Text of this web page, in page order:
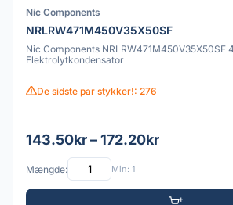
Nic Components
NRLRW471M450V35X50SF
Nic Components NRLRW471M450V35X50SF
Elektrolytkondensator
De sidste par stykker!: 276
143.50kr – 172.20kr
Mængde: Min: 1